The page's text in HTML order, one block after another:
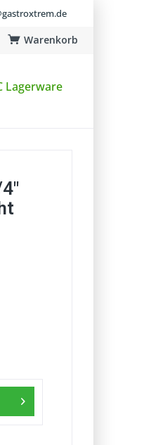
Warenkorb
Lagerware